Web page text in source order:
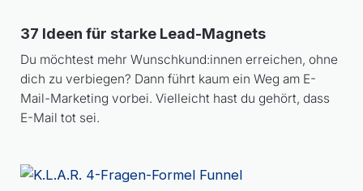
37 Ideen für starke Lead-Magnets
Du möchtest mehr Wunschkund:innen erreichen, ohne
dich zu verbiegen? Dann führt kaum ein Weg am E-
Mail-Marketing vorbei. Vielleicht hast du gehört, dass
E-Mail tot sei.